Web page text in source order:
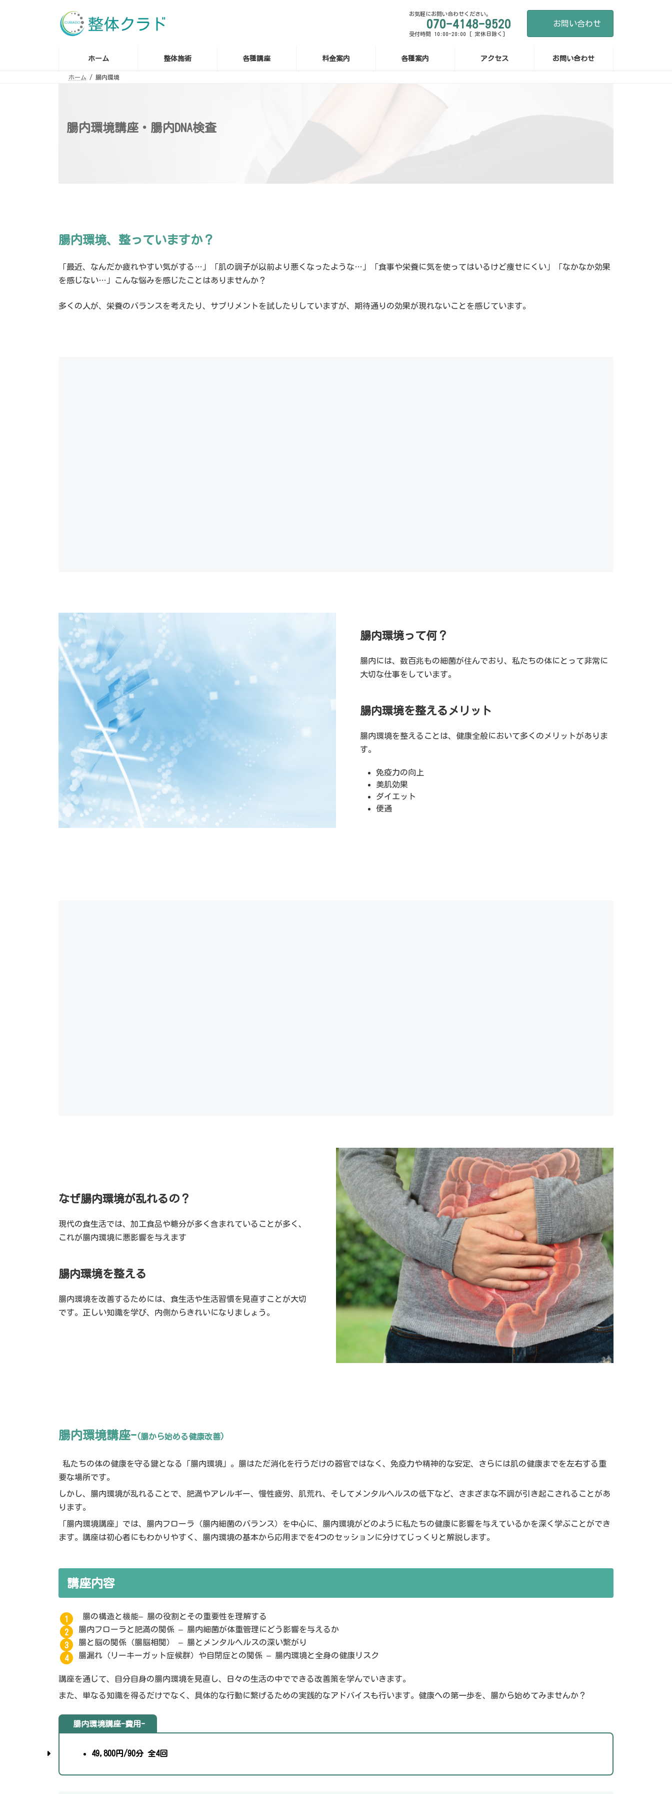
お気軽にお問い合わせください。
070-4148-9520
受付時間 10:00-20:00 [ 定休日除く]
お問い合わせ
ホーム 整体施術 各種講座 料金案内 各種案内 アクセス お問い合わせ
ホーム 腸内環境
腸内環境講座・腸内DNA検査
腸内環境、整っていますか？
「最近、なんだか疲れやすい気がする…」「肌の調子が以前より悪くなったような…」「食事や栄養に気を使ってはいるけど痩せにくい」「なかなか効果
を感じない…」こんな悩みを感じたことはありませんか？
多くの人が、栄養のバランスを考えたり、サプリメントを試したりしていますが、期待通りの効果が現れないことを感じています。
腸内環境って何？
腸内には、数百兆もの細菌が住んでおり、私たちの体にとって非常に
大切な仕事をしています。
腸内環境を整えるメリット
腸内環境を整えることは、健康全般において多くのメリットがありま
す。
免疫力の向上
美肌効果
ダイエット
便通
なぜ腸内環境が乱れるの？
現代の食生活では、加工食品や糖分が多く含まれていることが多く、
これが腸内環境に悪影響を与えます
腸内環境を整える
腸内環境を改善するためには、食生活や生活習慣を見直すことが大切
です。正しい知識を学び、内側からきれいになりましょう。
腸内環境講座-(腸から始める健康改善)
私たちの体の健康を守る鍵となる「腸内環境」。腸はただ消化を行うだけの器官ではなく、免疫力や精神的な安定、さらには肌の健康までを左右する重
要な場所です。
しかし、腸内環境が乱れることで、肥満やアレルギー、慢性疲労、肌荒れ、そしてメンタルヘルスの低下など、さまざまな不調が引き起こされることがあ
ります。
「腸内環境講座」では、腸内フローラ（腸内細菌のバランス）を中心に、腸内環境がどのように私たちの健康に影響を与えているかを深く学ぶことができ
ます。講座は初心者にもわかりやすく、腸内環境の基本から応用までを4つのセッションに分けてじっくりと解説します。
講座内容
腸の構造と機能– 腸の役割とその重要性を理解する
腸内フローラと肥満の関係 – 腸内細菌が体重管理にどう影響を与えるか
腸と脳の関係（腸脳相関） – 腸とメンタルヘルスの深い繋がり
腸漏れ（リーキーガット症候群）や自閉症との関係 – 腸内環境と全身の健康リスク
講座を通じて、自分自身の腸内環境を見直し、日々の生活の中でできる改善策を学んでいきます。
また、単なる知識を得るだけでなく、具体的な行動に繋げるための実践的なアドバイスも行います。健康への第一歩を、腸から始めてみませんか？
腸内環境講座-費用-
49,800円 /90分 全4回